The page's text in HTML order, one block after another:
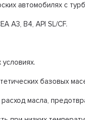
автомобилях с
A3, B4, API SL/CF.
базовых
масла,